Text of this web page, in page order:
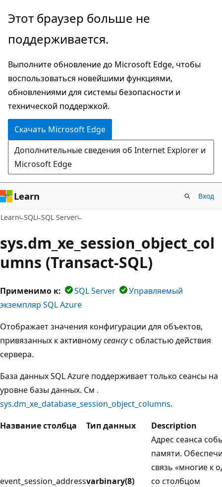
Пропустить
перейти
основному
содержимому
Этот браузер больше не
поддерживается.
Выполните обновление до Microsoft Edge, чтобы
воспользоваться новейшими функциями,
обновлениями для системы безопасности и
технической поддержкой.
Скачать Microsoft Edge
Дополнительные сведения об Internet Explorer и
Microsoft Edge
Learn Вход
Learn SQL SQL Server
sys.dm_xe_session_object_col
umns (Transact-SQL)
Применимо к: SQL Server
Управляемый
экземпляр SQL Azure
Отображает значения конфигурации для объектов,
привязанных к активномусеансус областью действия
сервера.
База данных SQL Azure поддерживает только сеансы на
уровне базы данных. См .
sys.dm_xe_database_session_object_columns.
Название столбца
Тип данных Description
event_session_addressvarbinary(8)
Адрес сеанса
памяти.
связь «многие к
со столбцом